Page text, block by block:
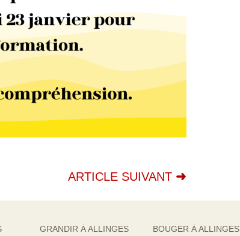
ARTICLE SUIVANT
GRANDIR À ALLINGES
BOUGER À ALLINGES